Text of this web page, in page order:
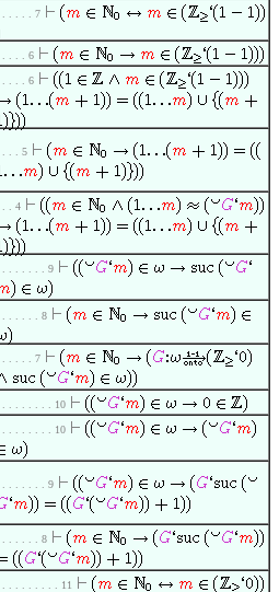
. . . . . . 7
. . . . . 6
. . . . . 6
. . . . 5
. . . 4
. . . . . . . . 9
. . . . . . . 8
. . . . . . 7
. . . . . . . . . 10
. . . . . . . . . 10
. . . . . . . . 9
. . . . . . . 8
. . . . . . . . . . 11